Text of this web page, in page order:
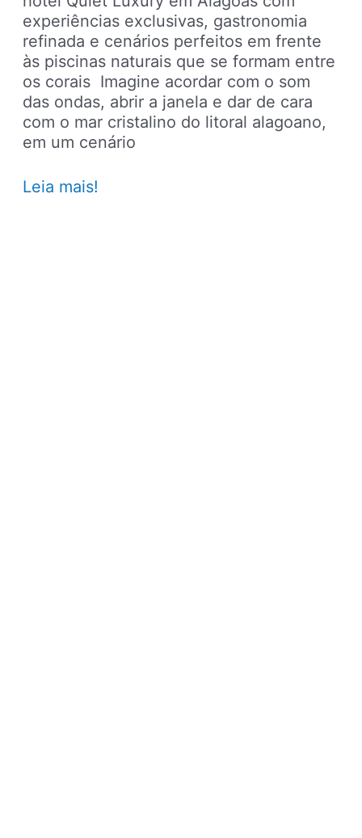
experiências exclusivas, gastronomia
refinada e cenários perfeitos em frente
às piscinas naturais que se formam entre
os corais Imagine acordar com o som
das ondas, abrir a janela e dar de cara
com o mar cristalino do litoral alagoano,
em um cenário
Ritz
Leia mais!